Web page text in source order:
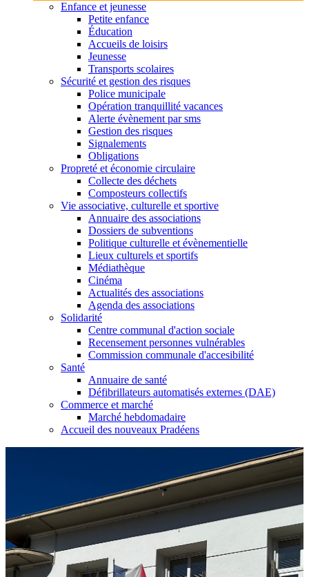
Enfance et jeunesse
Petite enfance
Éducation
Accueils de loisirs
Jeunesse
Transports scolaires
Sécurité et gestion des risques
Police municipale
Opération tranquillité vacances
Alerte évènement par sms
Gestion des risques
Signalements
Obligations
Propreté et économie circulaire
Collecte des déchets
Composteurs collectifs
Vie associative, culturelle et sportive
Annuaire des associations
Dossiers de subventions
Politique culturelle et évènementielle
Lieux culturels et sportifs
Médiathèque
Cinéma
Actualités des associations
Agenda des associations
Solidarité
Centre communal d'action sociale
Recensement personnes vulnérables
Commission communale d'accesibilité
Santé
Annuaire de santé
Défibrillateurs automatisés externes (DAE)
Commerce et marché
Marché hebdomadaire
Accueil des nouveaux Pradéens